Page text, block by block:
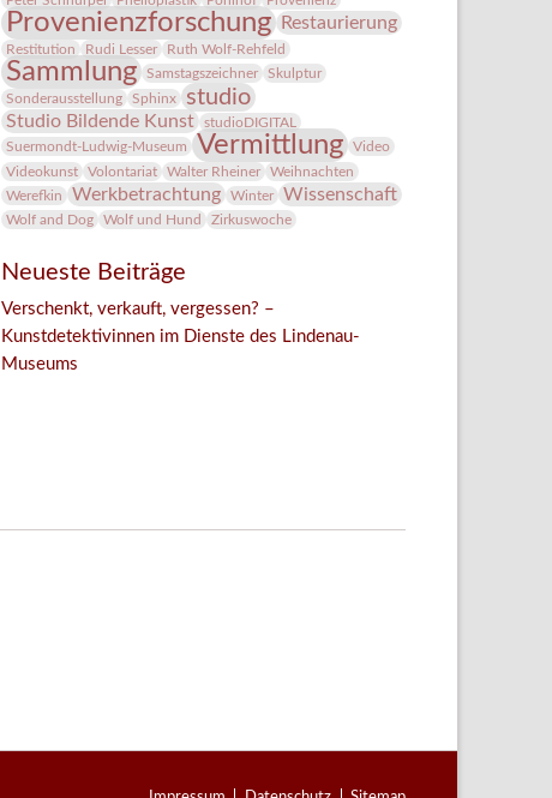
Provenienzforschung Restaurierung
Restitution Rudi Lesser Ruth Wolf-Rehfeld
Sammlung Samstagszeichner
Skulptur
Sonderausstellung
Sphinx studio
Studio Bildende Kunst
studioDIGITAL
Suermondt-Ludwig-Museum
Vermittlung
Video
Videokunst
Volontariat Walter Rheiner
Weihnachten
Werefkin
Werkbetrachtung Winter Wissenschaft
Wolf and Dog Wolf und Hund Zirkuswoche
Neueste Beiträge
Verschenkt, verkauft, vergessen? –
Kunstdetektivinnen im Dienste des Lindenau-
Museums